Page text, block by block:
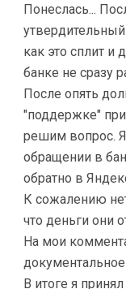
Понеслась...
как это сплит и
банке не сразу
После опять
"поддержке"
решим вопрос. Я
обращении в
обратно в
К сожалению
что деньги они
На мои
В итоге я